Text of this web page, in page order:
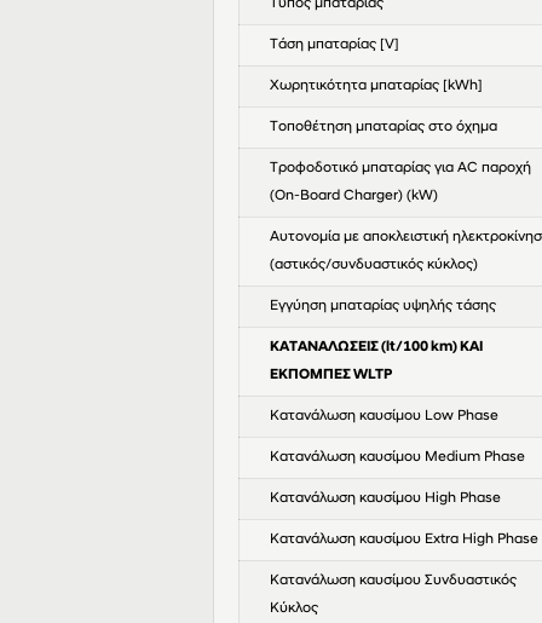
Τύπος μπαταρίας
Τάση μπαταρίας [V]
Χωρητικότητα μπαταρίας [kWh]
Τοποθέτηση μπαταρίας στο όχημα
Τροφοδοτικό μπαταρίας για AC παροχή
(On-Board Charger) (kW)
Αυτονομία με αποκλειστική
(αστικός/συνδυαστικός κύκλος)
Eγγύηση μπαταρίας υψηλής τάσης
ΚΑΤΑΝΑΛΩΣΕΙΣ (lt/100 km) ΚΑΙ
ΕΚΠΟΜΠΕΣ WLTP
Κατανάλωση καυσίμου Low Phase
Κατανάλωση καυσίμου Medium Phase
Κατανάλωση καυσίμου High Phase
Κατανάλωση καυσίμου Extra High Phase
Κατανάλωση καυσίμου Συνδυαστικός
Κύκλος